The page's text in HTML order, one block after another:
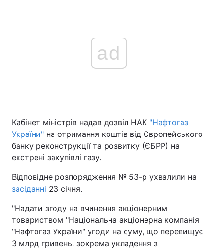
ad
Кабінет міністрів надав дозвіл НАК "Нафтогаз
України" на отримання коштів від Європейського
банку реконструкції та розвитку (ЄБРР) на
екстрені закупівлі газу.
Відповідне розпорядження № 53-р ухвалили на
засіданні 23 січня.
"Надати згоду на вчинення акціонерним
товариством "Національна акціонерна компанія
"Нафтогаз України" угоди на суму, що перевищує
3 млрд гривень, зокрема укладення з